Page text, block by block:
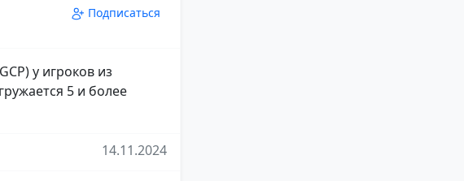
Подписаться
у игроков из
5 и более
14.11.2024